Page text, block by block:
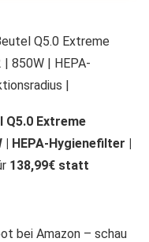
Q5.0 Extreme
| HEPA-Hygienefilter |
138,99€ statt
bei Amazon – schau